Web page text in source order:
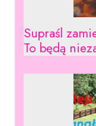
Supraśl
To będą